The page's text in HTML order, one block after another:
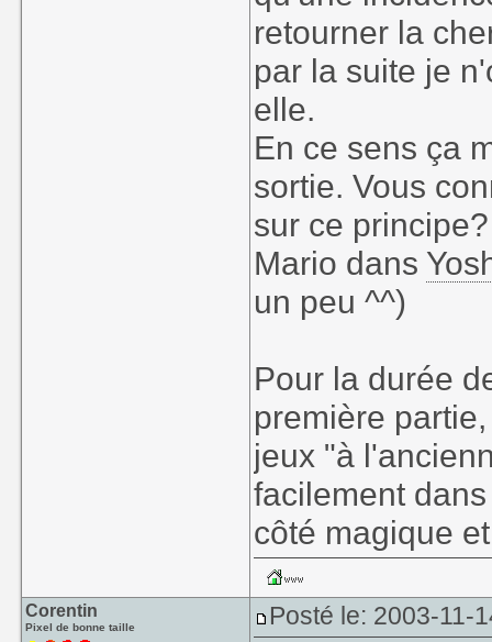
retourner la
par la suite je
elle.
En ce sens ça
sortie. Vous
sur ce
Mario dans
un peu ^^)
Pour la durée
première
jeux "à
facilement
côté magique
Corentin
Pixel de bonne taille Posté le: 2003-11-